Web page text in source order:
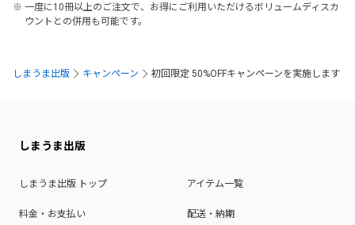
一度に10冊以上のご注文で、お得にご利用いただけるボリュームディスカ
ウントとの併用も可能です。
しまうま出版 キャンペーン 初回限定 50%OFFキャンペーンを実施します
しまうま出版
しまうま出版 トップ アイテム一覧
料金・お支払い 配送・納期